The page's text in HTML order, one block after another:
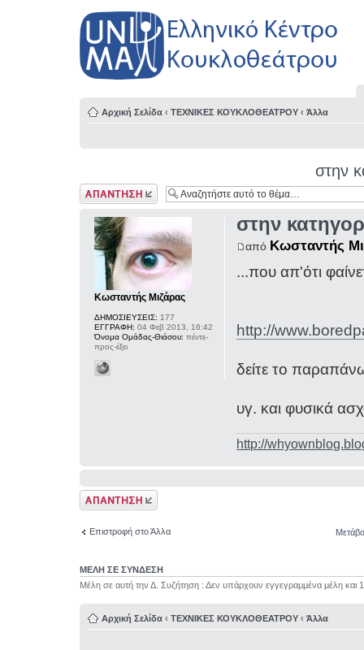
Αρχική Σελίδα ‹ ΤΕΧΝΙΚΕΣ ΚΟΥΚΛΟΘΕΑΤΡΟΥ ‹ Άλλα
στην
Δημιουργία
απάντησης
στην
από Κωσταντής
...που απ'ότι
http://
δείτε το
υγ. και φυσικά
http://
Κωσταντής Μιζάρας
ΔΗΜΟΣΙΕΥΣΕΙΣ: 177
ΕΓΓΡΑΦΗ: 04 Φεβ 2013, 16:42
Όνομα Ομάδας-Θιάσου: πέντε-
προς-έξει
Δημιουργία
απάντησης
Επιστροφή στο Άλλα
ΜΕΛΗ ΣΕ ΣΥΝΔΕΣΗ
Μέλη σε αυτή την Δ. Συζήτηση : Δεν υπάρχουν εγγεγραμμένα μέλη και
Αρχική Σελίδα ‹ ΤΕΧΝΙΚΕΣ ΚΟΥΚΛΟΘΕΑΤΡΟΥ ‹ Άλλα